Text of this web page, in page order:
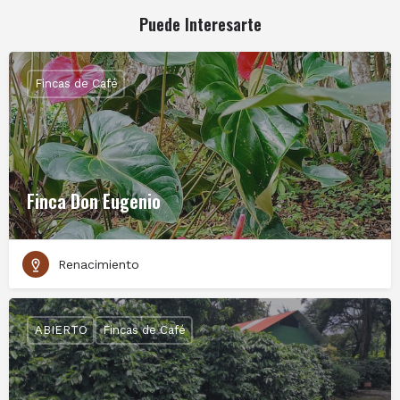
we grow. This guided tour includes a visit to the wet mill,
where the coffee cherry process is explained, followed by
the dry mill, drying patio and storage area.
PROCESS & ROASTING TOUR
$25 p/p | 1 hour approx
This tour includes the Coffee Process Tour plus a visit to
the roasting area, where guests can experience the aroma
of freshly roasted coffee and learn about this important
stage of the process. Available from Tuesday to Saturday
in the mornings.
COFFEE TASTING
$15 p/p | 40 minutes approx
Guided tasting of specialty coffees such as Janson
Geisha, Janson Family, Janson Pacamara and Geisha peel
tea. Brewing and filtering methods are also explained
during the experience.
COMPLETE TOUR
Puede Interesarte
Finca Don Eugenio
Fincas de Café
Renacimiento
ABIERTO Fincas de Café